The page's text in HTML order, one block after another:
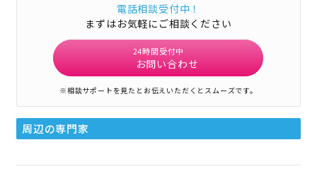
電話相談受付中！
まずはお気軽にご相談ください
24時間受付中
お問い合わせ
※相談サポートを見たとお伝えいただくとスムーズです。
周辺の専門家